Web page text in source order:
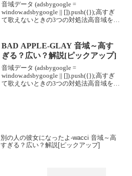
音域データ (adsbygoogle =
window.adsbygoogle || []).push({});高すぎ
て歌えないときの3つの対処法高音域を広
ルに通うこと...
BAD APPLE-GLAY 音域～高す
ぎる？広い？解説[ピックアップ]
音域データ (adsbygoogle =
window.adsbygoogle || []).push({});高すぎ
て歌えないときの3つの対処法高音域を広
別の人の彼女になったよ-wacci 音域～高
すぎる？広い？解説[ピックアップ]